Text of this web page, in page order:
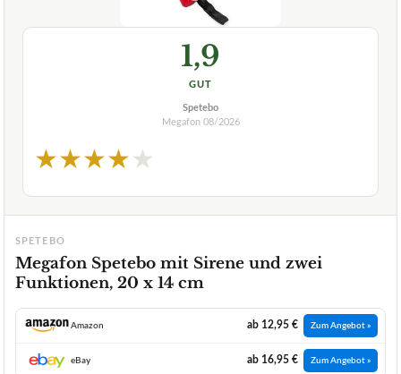
1,9
GUT
Spetebo
Megafon 08/2026
★★★★★
SPETEBO
Megafon Spetebo mit Sirene und zwei
Funktionen, 20 x 14 cm
Amazon ab 12,95 € Zum Angebot »
eBay ab 16,95 € Zum Angebot »